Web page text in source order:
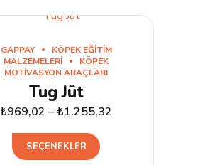
GAPPAY
KÖPEK EĞITIM
MALZEMELERI
KÖPEK
MOTIVASYON ARAÇLARI
Tug Jüt
₺969,02 – ₺1.255,32
SEÇENEKLER
Bu